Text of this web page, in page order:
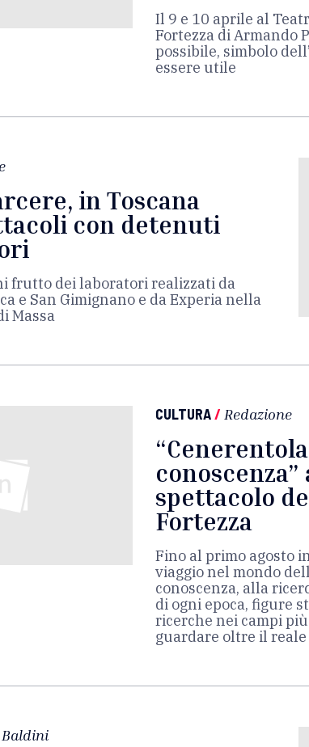
Il 9 e 10 aprile al
Fortezza di Armando
possibile, simbolo
essere utile
in Toscana
con detenuti
frutto dei laboratori realizzati da
e San Gimignano e da Experia nella
Massa
CULTURA/ Redazione
spettacolo
Fortezza
Fino al primo agosto
viaggio nel mondo
conoscenza, alla
di ogni epoca, figure
ricerche nei campi
guardare oltre il reale
Baldini